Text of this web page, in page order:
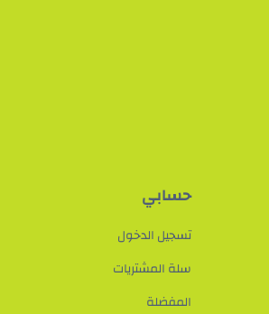
حسابي
تسجيل الدخول
سلة المشتريات
المفضلة